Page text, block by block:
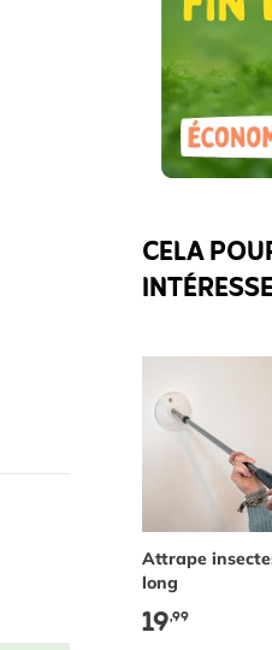
CELA
Attrape
long
19,99